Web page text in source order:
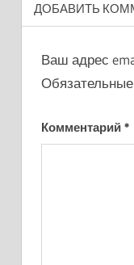
ДОБАВИТЬ
Ваш адрес
Комментарий *